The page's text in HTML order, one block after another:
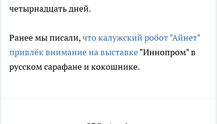
четырнадцать дней.
Ранее мы писали,что калужский робот "Айнет"
привлёк внимание на выставке"Иннопром" в
русском сарафане и кокошнике.